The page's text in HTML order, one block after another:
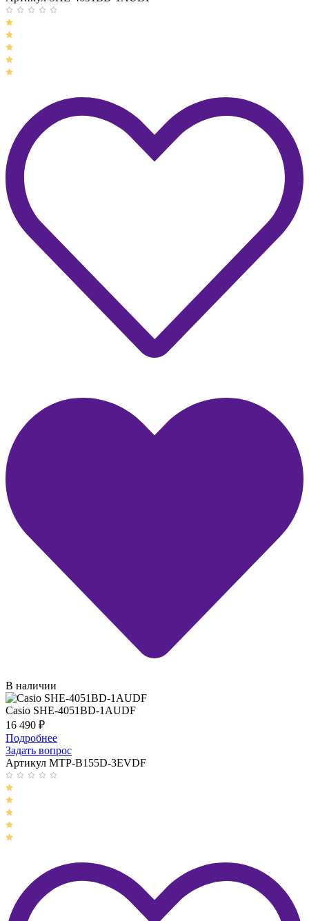
В наличии
Casio SHE-4051BD-1AUDF
16 490 ₽
Подробнее
Задать вопрос
Артикул MTP-B155D-3EVDF